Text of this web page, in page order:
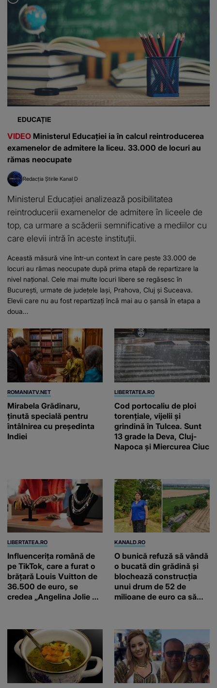
EDUCAȚIE
VIDEO Ministerul Educației ia în calcul reintroducerea
examenelor de admitere la liceu. 33.000 de locuri au
rămas neocupate
Redacția Știrile Kanal D
Ministerul Educației analizează posibilitatea
reintroducerii examenelor de admitere în liceele de
top, ca urmare a scăderii semnificative a mediilor cu
care elevii intră în aceste instituții.
Această măsură vine într-un context în care peste 33.000 de
locuri au rămas neocupate după prima etapă de repartizare la
nivel național. Cele mai multe locuri libere se regăsesc în
București, urmate de județele Iași, Prahova, Cluj și Suceava.
Elevii care nu au fost repartizați încă mai au o șansă în etapa a
doua...
ROMANIATV.NET
Mirabela Grădinaru,
ţinută specială pentru
întâlnirea cu preşedinta
Indiei
LIBERTATEA.RO
Cod portocaliu de ploi
torențiale, vijelii și
grindină în Tulcea. Sunt
13 grade la Deva, Cluj-
Napoca și Miercurea Ciuc
LIBERTATEA.RO
Influencerița română de
pe TikTok, care a furat o
brățară Louis Vuitton de
36.500 de euro, se
credea „Angelina Jolie de
KANALD.RO
O bunică refuză să vândă
o bucată din grădină și
blochează construcția
unui drum de 52 de
milioane de euro ca să